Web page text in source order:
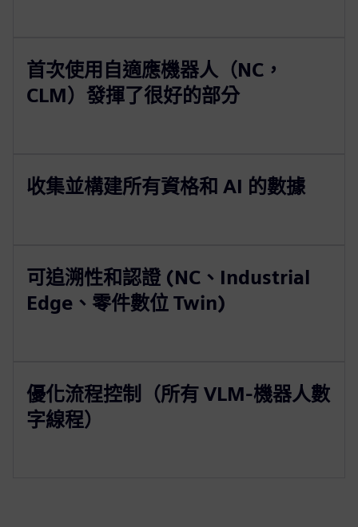
首次使用自適應機器人（NC，
CLM）發揮了很好的部分
收集並構建所有資格和 AI 的數據
可追溯性和認證 (NC、Industrial
Edge、零件數位 Twin)
優化流程控制（所有 VLM-機器人數
字線程）